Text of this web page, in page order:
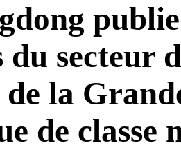
du secteur
la
de classe